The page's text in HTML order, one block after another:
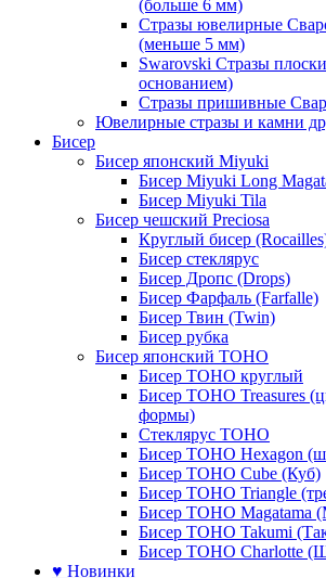
(больше 6 мм)
Стразы ювелирные
(меньше 5 мм)
Swarovski Стразы
основанием)
Стразы пришивные
Ювелирные стразы и камни
Бисер
Бисер японский Miyuki
Бисер Miyuki Long
Бисер Miyuki Tila
Бисер чешский Preciosa
Круглый бисер
Бисер стеклярус
Бисер Дропс (Drops)
Бисер Фарфаль (Farfalle)
Бисер Твин (Twin)
Бисер рубка
Бисер японский TOHO
Бисер TOHO круглый
Бисер TOHO Treasures
формы)
Стеклярус TOHO
Бисер TOHO Hexagon
Бисер TOHO Cube (Куб)
Бисер TOHO Triangle
Бисер TOHO Magatama
Бисер TOHO Takumi
Бисер TOHO Charlotte
♥ Новинки